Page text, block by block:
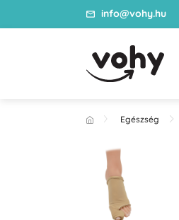
info@vohy.hu
Egészség